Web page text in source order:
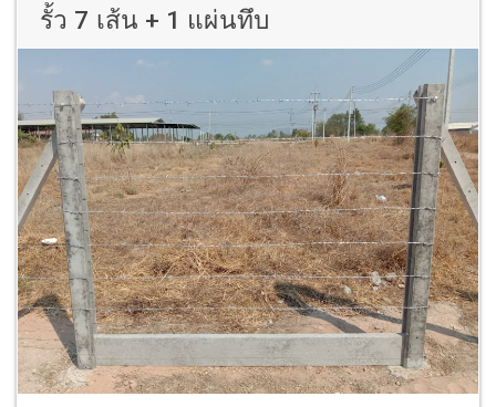
รั้ว 7 เส้น + 1 แผ่นทึบ